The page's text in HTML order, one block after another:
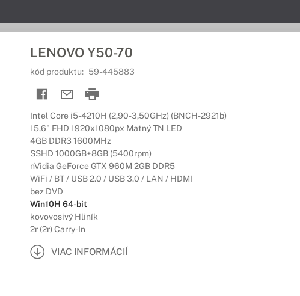
LENOVO Y50-70
kód produktu: 59-445883
Intel Core i5-4210H (2,90-3,50GHz) (BNCH-2921b)
15,6" FHD 1920x1080px Matný TN LED
4GB DDR3 1600MHz
SSHD 1000GB+8GB (5400rpm)
nVidia GeForce GTX 960M 2GB DDR5
WiFi / BT / USB 2.0 / USB 3.0 / LAN / HDMI
bez DVD
Win10H 64-bit
kovovosivý Hliník
2r (2r) Carry-In
VIAC INFORMÁCIÍ